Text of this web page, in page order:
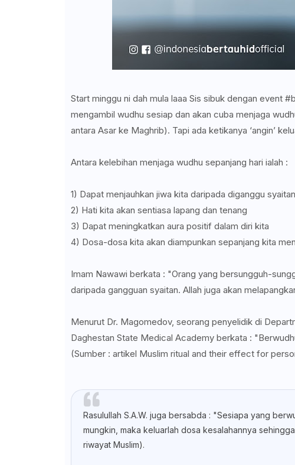
Start minggu ni dah mula laaa Sis sibuk dengan event
mengambil wudhu sesiap dan akan cuba menjaga
antara Asar ke Maghrib). Tapi ada ketikanya ‘angin’
Antara kelebihan menjaga wudhu sepanjang hari ialah :
1) Dapat menjauhkan jiwa kita daripada diganggu syaitan
2) Hati kita akan sentiasa lapang dan tenang
3) Dapat meningkatkan aura positif dalam diri kita
4) Dosa-dosa kita akan diampunkan sepanjang kita
Imam Nawawi berkata : "Orang yang bersungguh-
daripada gangguan syaitan. Allah juga akan
Menurut Dr. Magomedov, seorang penyelidik di
Daghestan State Medical Academy berkata :
(Sumber : artikel Muslim ritual and their effect for
Rasulullah S.A.W. juga bersabda : "Sesiapa yang
mungkin, maka keluarlah dosa kesalahannya
riwayat Muslim).